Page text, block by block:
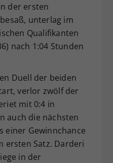
der ersten
unterlag im
Qualifikanten
nach 1:04 Stunden
Duell der beiden
verlor zwölf der
mit 0:4 in
auch die nächsten
einer Gewinnchance
ersten Satz. Darderi
in der